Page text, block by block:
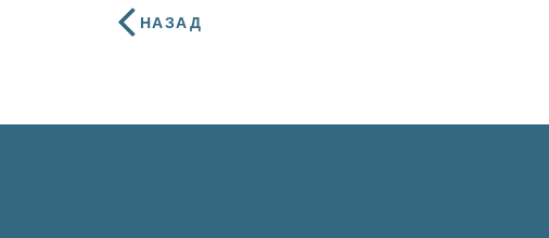
НАЗАД